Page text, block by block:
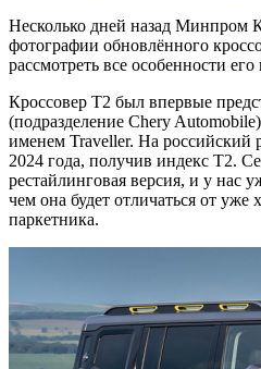
Несколько дней назад Минпром
фотографии обновлённого
рассмотреть все особенности
Кроссовер Т2 был впервые
(подразделение Chery
именем Traveller. На российский
2024 года, получив индекс T2.
рестайлинговая версия, и у нас
чем она будет отличаться от уже
паркетника.